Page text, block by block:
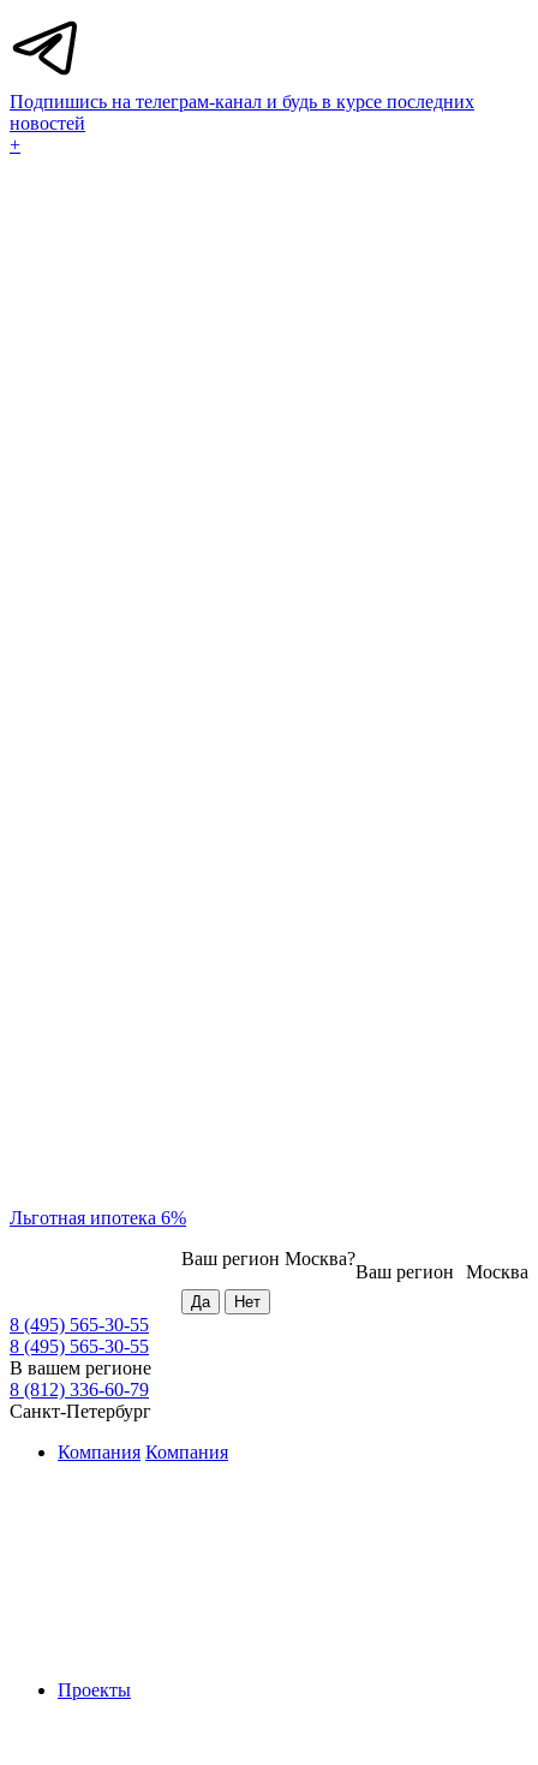
Подпишись на телеграм-канал и будь в курсе последних
новостей
+
Льготная ипотека 6%
Москва
Ваш регион
Ваш регион Москва?
8 (495) 565-30-55
8 (495) 565-30-55
В вашем регионе
8 (812) 336-60-79
Санкт-Петербург
Компания Компания
Проекты